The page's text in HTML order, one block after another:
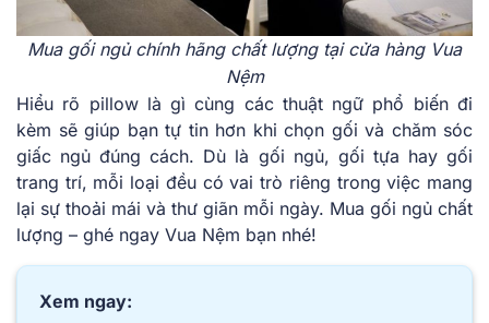
Mua gối ngủ chính hãng chất lượng tại cửa hàng Vua
Nệm
Hiểu rõ pillow là gì cùng các thuật ngữ phổ biến đi
kèm sẽ giúp bạn tự tin hơn khi chọn gối và chăm sóc
giấc ngủ đúng cách. Dù là gối ngủ, gối tựa hay gối
trang trí, mỗi loại đều có vai trò riêng trong việc mang
lại sự thoải mái và thư giãn mỗi ngày. Mua gối ngủ chất
lượng – ghé ngay Vua Nệm bạn nhé!
Xem ngay: